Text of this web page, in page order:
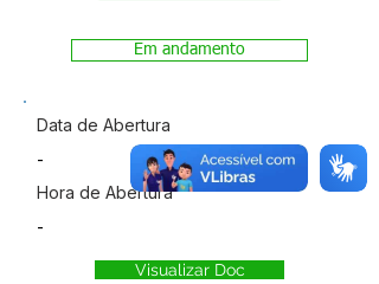
Em andamento
Data de Abertura
-
Hora de Abertura
-
Visualizar Doc